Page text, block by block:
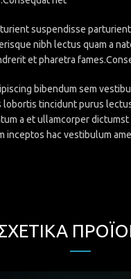
suspendisse
nibh lectus quam a
et pharetra
bibendum sem
lobortis tincidunt purus
a et ullamcorper
inceptos hac vestibulum